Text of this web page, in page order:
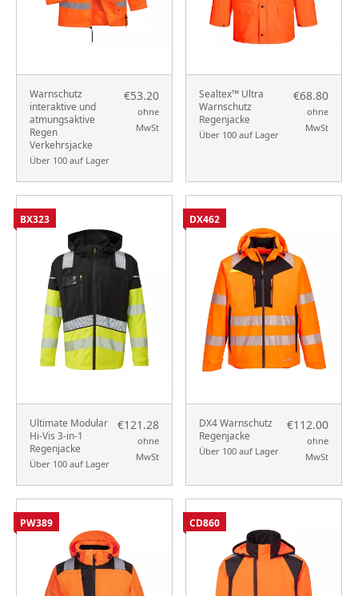
Warnschutz
interaktive und
atmungsaktive
Regen
Verkehrsjacke
Über 100 auf Lager
€53.20
ohne
MwSt
Sealtex™ Ultra
Warnschutz
Regenjacke
Über 100 auf Lager
€68.80
ohne
MwSt
Ultimate Modular
Hi-Vis 3-in-1
Regenjacke
Über 100 auf Lager
€121.28
ohne
MwSt
BX323
DX4 Warnschutz
Regenjacke
Über 100 auf Lager
€112.00
ohne
MwSt
DX462
PW389 CD860